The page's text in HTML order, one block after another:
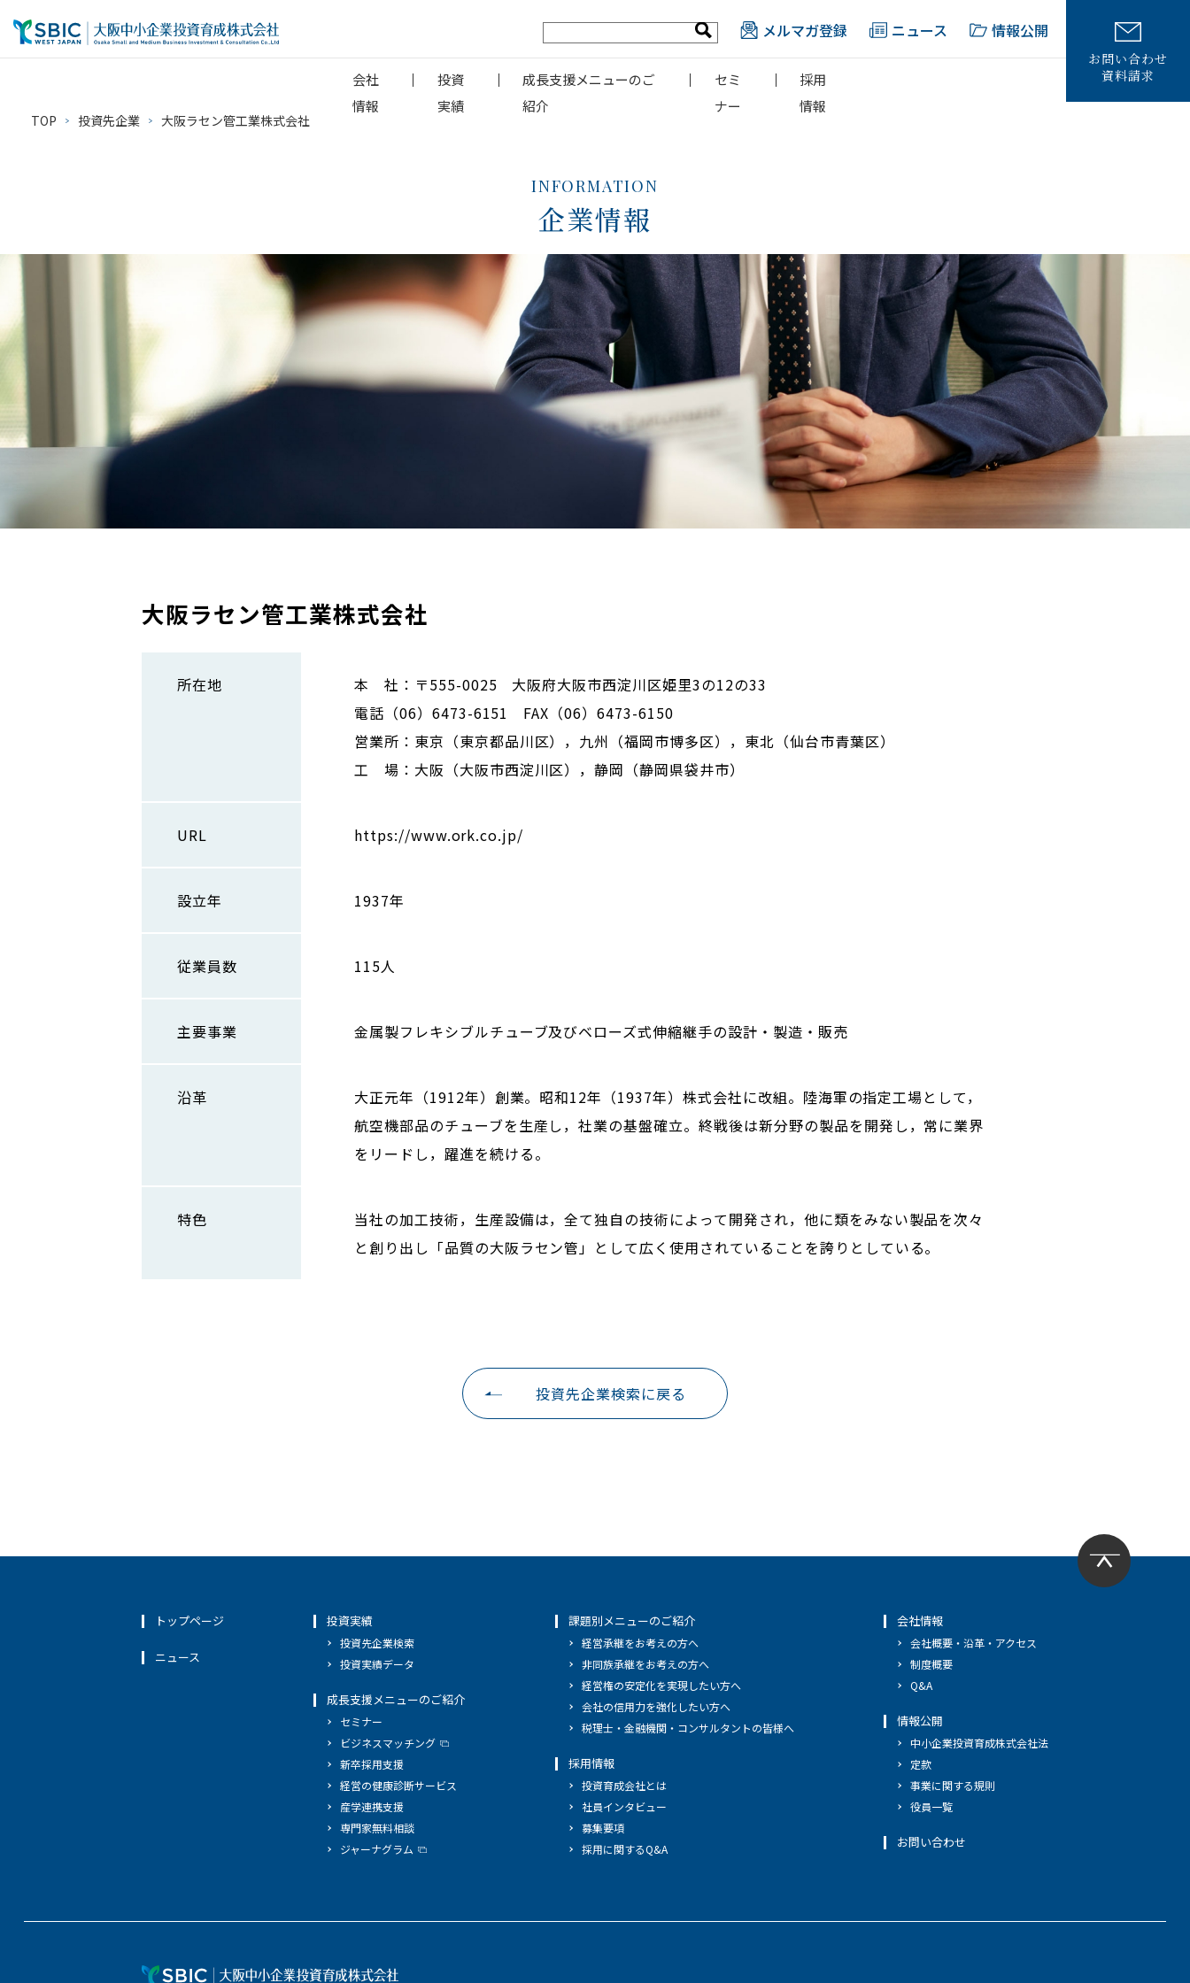
メルマガ登録 ニュース 情報公開
会社
情報
投資
実績
成長支援メニューのご
紹介
セミ
ナー
採用
情報
お問い合わせ
資料請求
TOP 投資先企業 大阪ラセン管工業株式会社
INFORMATION
企業情報
大阪ラセン管工業株式会社
所在地
本 社：〒555-0025 大阪府大阪市西淀川区姫里3の12の33
電話（06）6473-6151 FAX（06）6473-6150
営業所：東京（東京都品川区），九州（福岡市博多区），東北（仙台市青葉区）
工 場：大阪（大阪市西淀川区），静岡（静岡県袋井市）
URL https://www.ork.co.jp/
設立年 1937年
従業員数 115人
主要事業 金属製フレキシブルチューブ及びベローズ式伸縮継手の設計・製造・販売
沿革
大正元年（1912年）創業。昭和12年（1937年）株式会社に改組。陸海軍の指定工場として，
航空機部品のチューブを生産し，社業の基盤確立。終戦後は新分野の製品を開発し，常に業界
をリードし，躍進を続ける。
特色
当社の加工技術，生産設備は，全て独自の技術によって開発され，他に類をみない製品を次々
と創り出し「品質の大阪ラセン管」として広く使用されていることを誇りとしている。
投資先企業検索に戻る
トップページ
ニュース
投資実績
投資先企業検索
投資実績データ
成長支援メニューのご紹介
セミナー
ビジネスマッチング
新卒採用支援
経営の健康診断サービス
産学連携支援
専門家無料相談
ジャーナグラム
課題別メニューのご紹介
経営承継をお考えの方へ
非同族承継をお考えの方へ
経営権の安定化を実現したい方へ
会社の信用力を強化したい方へ
税理士・金融機関・コンサルタントの皆様へ
採用情報
投資育成会社とは
社員インタビュー
募集要項
採用に関するQ&A
会社情報
会社概要・沿革・アクセス
制度概要
Q&A
情報公開
中小企業投資育成株式会社法
定款
事業に関する規則
役員一覧
お問い合わせ